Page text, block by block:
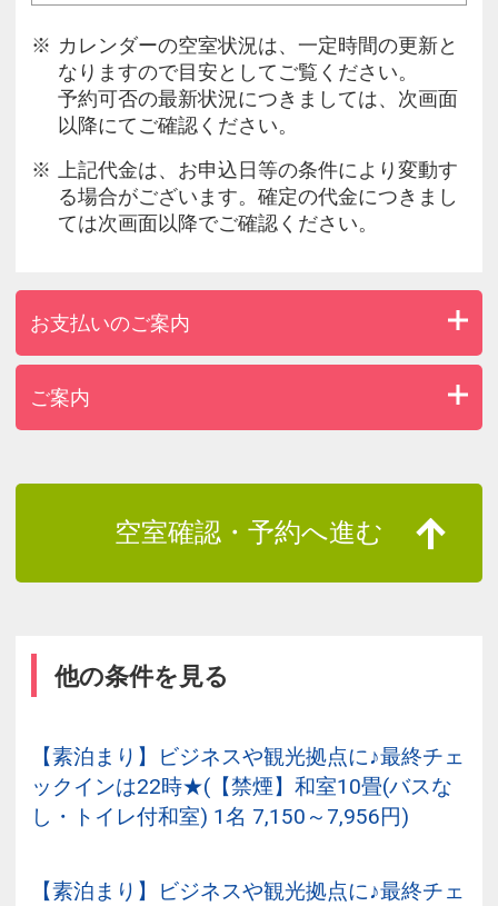
カレンダーの空室状況は、一定時間の更新と
なりますので目安としてご覧ください。
予約可否の最新状況につきましては、次画面
以降にてご確認ください。
上記代金は、お申込日等の条件により変動す
る場合がございます。確定の代金につきまし
ては次画面以降でご確認ください。
お支払いのご案内
ご案内
空室確認・予約へ進む
他の条件を見る
【素泊まり】ビジネスや観光拠点に♪最終チェ
ックインは22時★(【禁煙】和室10畳(バスな
し・トイレ付和室) 1名 7,150～7,956円)
【素泊まり】ビジネスや観光拠点に♪最終チェ